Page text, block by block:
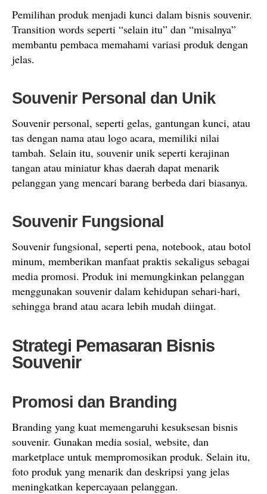
Pemilihan produk menjadi kunci dalam bisnis souvenir.
Transition words seperti “selain itu” dan “misalnya”
membantu pembaca memahami variasi produk dengan
jelas.
Souvenir Personal dan Unik
Souvenir personal, seperti gelas, gantungan kunci, atau
tas dengan nama atau logo acara, memiliki nilai
tambah. Selain itu, souvenir unik seperti kerajinan
tangan atau miniatur khas daerah dapat menarik
pelanggan yang mencari barang berbeda dari biasanya.
Souvenir Fungsional
Souvenir fungsional, seperti pena, notebook, atau botol
minum, memberikan manfaat praktis sekaligus sebagai
media promosi. Produk ini memungkinkan pelanggan
menggunakan souvenir dalam kehidupan sehari-hari,
sehingga brand atau acara lebih mudah diingat.
Strategi Pemasaran Bisnis
Souvenir
Promosi dan Branding
Branding yang kuat memengaruhi kesuksesan bisnis
souvenir. Gunakan media sosial, website, dan
marketplace untuk mempromosikan produk. Selain itu,
foto produk yang menarik dan deskripsi yang jelas
meningkatkan kepercayaan pelanggan.